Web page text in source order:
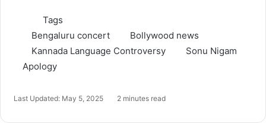
Tags
Bengaluru concert
Bollywood news
Kannada Language Controversy
Sonu Nigam
Apology
Last Updated: May 5, 2025 2 minutes read